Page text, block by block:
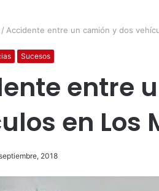
/ Accidente entre un camión y dos
Sucesos
entre
en Los
2018